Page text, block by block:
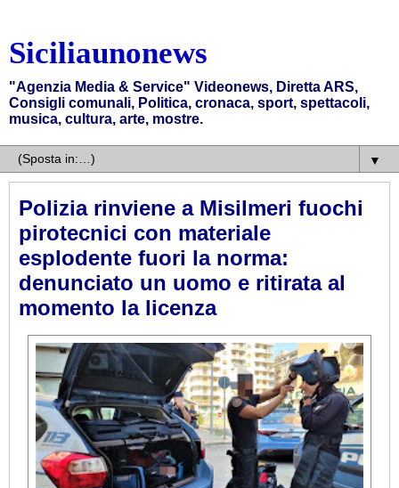
Siciliaunonews
"Agenzia Media & Service" Videonews, Diretta ARS,
Consigli comunali, Politica, cronaca, sport, spettacoli,
musica, cultura, arte, mostre.
▼
Polizia rinviene a Misilmeri fuochi
pirotecnici con materiale
esplodente fuori la norma:
denunciato un uomo e ritirata al
momento la licenza